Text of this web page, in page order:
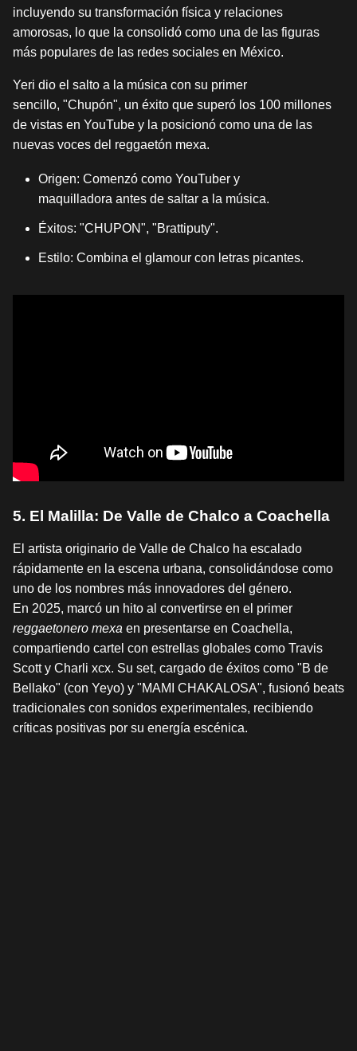
incluyendo su transformación física y relaciones
amorosas, lo que la consolidó como una de las figuras
más populares de las redes sociales en México.
Yeri dio el salto a la música con su primer
sencillo, "Chupón", un éxito que superó los 100 millones
de vistas en YouTube y la posicionó como una de las
nuevas voces del reggaetón mexa.
Origen: Comenzó como YouTuber y
maquilladora antes de saltar a la música.
Éxitos: "CHUPON", "Brattiputy".
Estilo: Combina el glamour con letras picantes.
5. El Malilla: De Valle de Chalco a Coachella
El artista originario de Valle de Chalco ha escalado
rápidamente en la escena urbana, consolidándose como
uno de los nombres más innovadores del género.
En 2025, marcó un hito al convertirse en el primer
reggaetonero mexa en presentarse en Coachella,
compartiendo cartel con estrellas globales como Travis
Scott y Charli xcx. Su set, cargado de éxitos como "B de
Bellako" (con Yeyo) y "MAMI CHAKALOSA", fusionó beats
tradicionales con sonidos experimentales, recibiendo
críticas positivas por su energía escénica.